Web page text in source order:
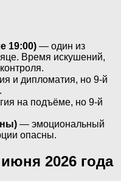
19:00) — один из
Время искушений,
и дипломатия, но 9-й
на подъёме, но 9-й
— эмоциональный
опасны.
2026 года